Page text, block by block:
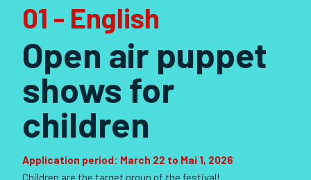
01 - English
Open air puppet
shows for
children
Application period: March 22 to Mai 1, 2026
Children are the target group of the festival!